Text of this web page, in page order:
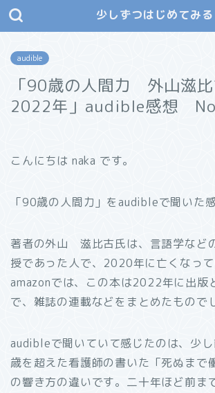
少しずつはじめてみる
audible
「90歳の人間力 外山滋
2022年」audible感想
こんにちは naka です。
「90歳の人間力」をaudibleで聞いた感
著者の外山 滋比古氏は、言語学など
授であった人で、2020年に亡くなって
amazonでは、この本は2022年に出版
で、雑誌の連載などをまとめたもので
audibleで聞いていて感じたのは、少
歳を超えた看護師の書いた「死ぬまで
の響き方の違いです。二十年ほど前ま